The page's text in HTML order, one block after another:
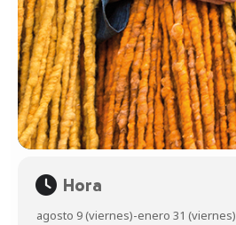
Hora
agosto 9 (viernes)-enero 31 (viernes)